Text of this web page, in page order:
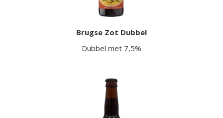
Brugse Zot Dubbel
Dubbel met 7,5%